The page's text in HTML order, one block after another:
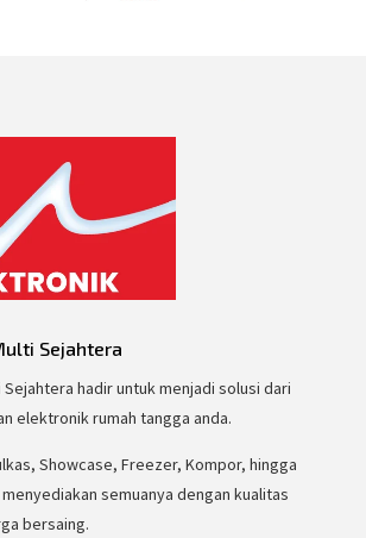
Sejahtera
Sejahtera hadir untuk menjadi solusi dari
elektronik rumah tangga anda.
Showcase, Freezer, Kompor, hingga
semuanya dengan kualitas
bersaing.